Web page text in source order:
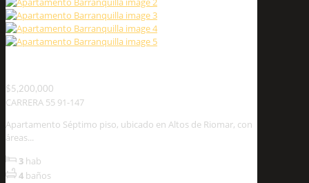
$5,200,000
CARRERA 55 91-147
Apartamento Séptimo piso, ubicado en Altos de Riomar, con
áreas...
3 hab
4 baños